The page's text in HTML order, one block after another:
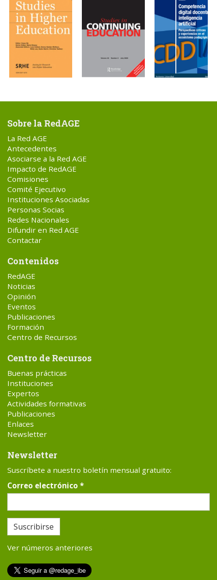
Sobre la RedAGE
La Red AGE
Antecedentes
Asociarse a la Red AGE
Impacto de RedAGE
Comisiones
Comité Ejecutivo
Instituciones Asociadas
Personas Socias
Redes Nacionales
Difundir en Red AGE
Contactar
Contenidos
RedAGE
Noticias
Opinión
Eventos
Publicaciones
Formación
Centro de Recursos
Centro de Recursos
Buenas prácticas
Instituciones
Expertos
Actividades formativas
Publicaciones
Enlaces
Newsletter
Newsletter
Suscríbete a nuestro boletín mensual gratuito:
Correo electrónico *
Suscribirse
Ver números anteriores